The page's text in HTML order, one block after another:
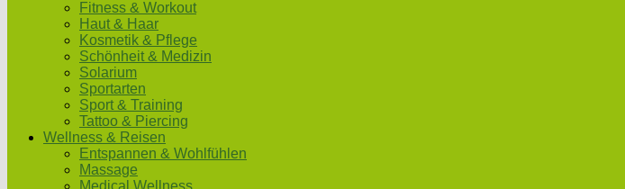
Fitness & Workout
Haut & Haar
Kosmetik & Pflege
Schönheit & Medizin
Solarium
Sportarten
Sport & Training
Tattoo & Piercing
Wellness & Reisen
Entspannen & Wohlfühlen
Massage
Medical Wellness